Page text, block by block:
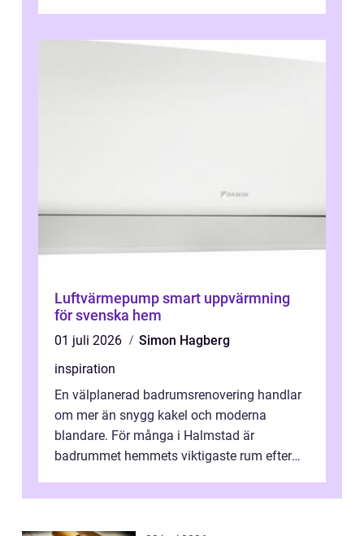
Luftvärmepump smart uppvärmning
för svenska hem
01 juli 2026
Simon Hagberg
inspiration
En välplanerad badrumsrenovering handlar
om mer än snygg kakel och moderna
blandare. För många i Halmstad är
badrummet hemmets viktigaste rum efter